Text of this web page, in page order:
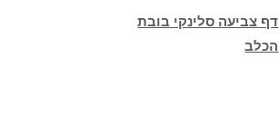
דף צביעה סלינקי בובת
הכלב